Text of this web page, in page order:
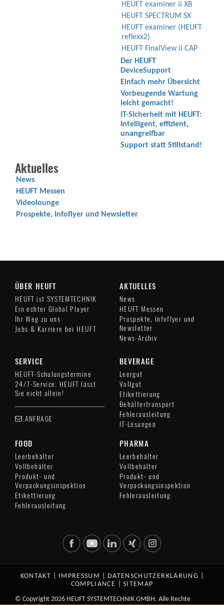
HEUFT examiner ii XB
HEUFT SPECTRUM SX
HEUFT examiner (HEUFT
reflexx2)
HEUFT FinalView ii CAP
Der HEUFT
DeviceSupport
Einfach mehr Übersicht
Vorbeugende Wartung
leicht gemacht!
IT-Sicherheit mit HEUFT:
Intelligent, effizient,
unangreifbar
Support statt Stillstand!
Aktuelles
News
HEUFT Messen
Videolounge
Prospekte, Infoflyer und Newsletter
ÜBER HEUFT
HEUFT ist SYSTEMTECHNIK
Ein echter Global Player
Ihr Weg zu uns
Jobs & Karriere bei HEUFT
AKTUELLES
News
HEUFT Messen
Prospekte, Infoflyer und
Newsletter
News-Archiv
SERVICE
HEUFT-Schulungstermine
24/7-Service: HEUFT lässt
Sie nicht allein!
ANFRAGE
BEVERAGE
Leergut
Vollgut
Etikettierung
Behältertransport
Fehlerausleitung
IT-Lösungen
FOOD
Leerbehälter
Vollbehälter
Produkt- und
Verpackungsinspektion
Etikettierung
Fehlerausleitung
PHARMA
Leerbehälter
Vollbehälter
Produkt- und
Verpackungsinspektion
Fehlerausleitung
KONTAKT IMPRESSUM DATENSCHUTZERKLÄRUNG
COMPLIANCE
SITEMAP
© Copyright 2026 HEUFT SYSTEMTECHNIK GMBH. Alle Rechte